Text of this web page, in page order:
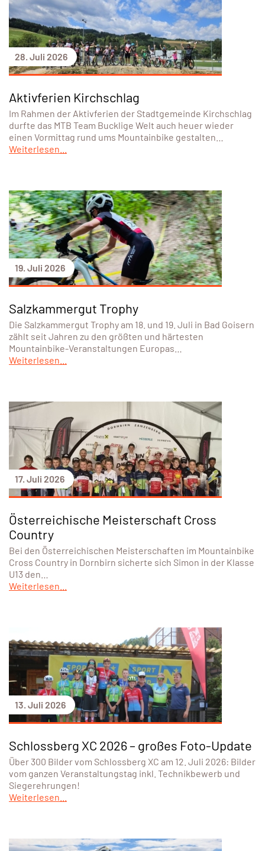
28. Juli 2026
Aktivferien Kirchschlag
Im Rahmen der Aktivferien der Stadtgemeinde Kirchschlag
durfte das MTB Team Bucklige Welt auch heuer wieder
einen Vormittag rund ums Mountainbike gestalten…
Weiterlesen...
19. Juli 2026
Salzkammergut Trophy
Die Salzkammergut Trophy am 18. und 19. Juli in Bad Goisern
zählt seit Jahren zu den größten und härtesten
Mountainbike-Veranstaltungen Europas…
Weiterlesen...
17. Juli 2026
Österreichische Meisterschaft Cross
Country
Bei den Österreichischen Meisterschaften im Mountainbike
Cross Country in Dornbirn sicherte sich Simon in der Klasse
U13 den…
Weiterlesen...
13. Juli 2026
Schlossberg XC 2026 – großes Foto-Update
Über 300 Bilder vom Schlossberg XC am 12. Juli 2026: Bilder
vom ganzen Veranstaltungstag inkl. Technikbewerb und
Siegerehrungen!
Weiterlesen...